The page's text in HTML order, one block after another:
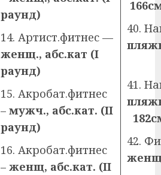
раунд)
14. Артист.фитнес —
женщ., абс.кат (I
раунд)
15. Акробат.фитнес
– мужч., абс.кат. (II
раунд)
16. Акробат.фитнес
– женщ, абс.кат. (II
40.
41.
42.